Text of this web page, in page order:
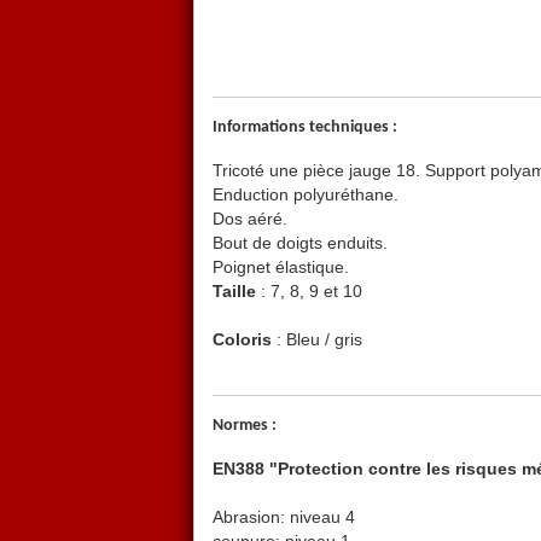
Informations techniques :
Tricoté une pièce jauge 18. Support
Enduction polyuréthane.
Dos aéré.
Bout de doigts enduits.
Poignet élastique.
Taille : 7, 8, 9 et 10
Coloris : Bleu / gris
Normes :
EN388 "Protection contre les risques
Abrasion: niveau 4